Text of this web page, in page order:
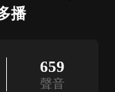
播
659
聲音